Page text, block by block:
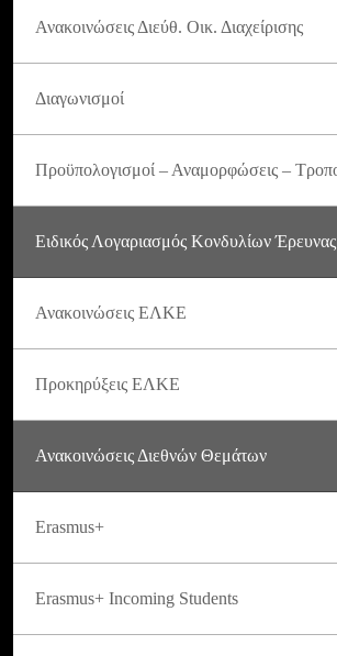
Ανακοινώσεις Διεύθ. Οικ. Διαχείρισης
Διαγωνισμοί
Προϋπολογισμοί – Αναμορφώσεις –
Ειδικός Λογαριασμός Κονδυλίων
Ανακοινώσεις ΕΛΚΕ
Προκηρύξεις ΕΛΚΕ
Ανακοινώσεις Διεθνών Θεμάτων
Erasmus+
Erasmus+ Incoming Students